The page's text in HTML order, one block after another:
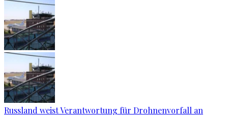
Russland weist Verantwortung für Drohnenvorfall an